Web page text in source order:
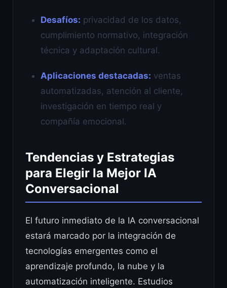
Desafíos: privacidad de los datos,
cumplimiento normativo, integración
técnica y adaptación cultural.
Aplicaciones destacadas: ventas
automatizadas, atención al cliente,
investigación en tiempo real y
compañía emocional.
Tendencias y Estrategias
para Elegir la Mejor IA
Conversacional
El futuro inmediato de la IA conversacional
estará marcado por la integración de
tecnologías emergentes como el
aprendizaje profundo, la nube y la
automatización inteligente. Estudios